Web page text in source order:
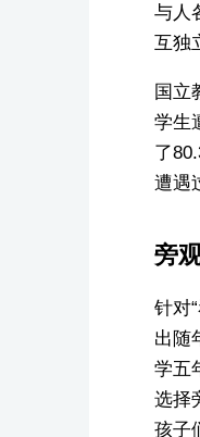
与人
互独
国立
学生
了
遭遇
旁
针对
出随
学五
选择
孩子